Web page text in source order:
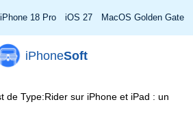
iPhone 18 Pro iOS 27 MacOS Golden Gate
iPhoneSoft
de Type:Rider sur iPhone et iPad : un